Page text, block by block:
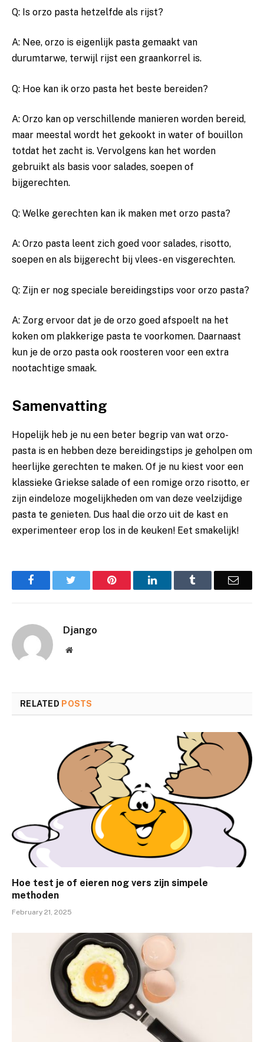
Q: ‌Is orzo pasta hetzelfde als rijst?
A: Nee, orzo is eigenlijk pasta ​gemaakt van
durumtarwe, terwijl rijst een graankorrel is.
Q: Hoe kan ik orzo pasta het beste bereiden?
A: Orzo kan op ⁢verschillende manieren ⁢worden bereid,
maar meestal‍ wordt het gekookt in water of bouillon
totdat het ⁢zacht is.​ Vervolgens kan ‍het⁤ worden
gebruikt als⁢ basis⁤ voor salades, soepen of
‌bijgerechten.
Q: Welke ​gerechten kan ik​ maken met⁣ orzo pasta?
A: Orzo pasta‍ leent zich goed voor salades, risotto,⁣
soepen en als bijgerecht‌ bij ‌vlees- en visgerechten.
Q: Zijn ​er⁤ nog speciale bereidingstips voor⁣ orzo pasta?
A: Zorg ervoor dat je de orzo goed‍ afspoelt na het
koken om plakkerige ‍pasta te voorkomen. Daarnaast
kun je de‍ orzo pasta ook roosteren voor een ​extra
nootachtige smaak.
Samenvatting
Hopelijk heb je nu een beter‌ begrip⁣ van wat orzo-
pasta is en hebben‍ deze​ bereidingstips ​je‌ geholpen om
heerlijke gerechten te⁢ maken. Of ⁣je ‍nu kiest ⁤voor een
klassieke Griekse salade of een romige orzo risotto, er
zijn ‌eindeloze mogelijkheden om⁢ van deze⁣ veelzijdige
pasta te genieten. Dus haal die ⁢orzo​ uit de kast​ en​
experimenteer erop los in de​ keuken! Eet smakelijk!
Facebook Pinterest LinkedIn Email
Django
Website
RELATED POSTS
Hoe test je of eieren nog vers zijn simpele
methoden
February 21, 2025